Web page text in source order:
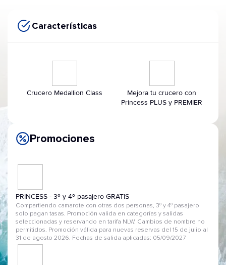
Características
Crucero Medallion Class
Mejora tu crucero con
Princess PLUS y PREMIER
Promociones
PRINCESS - 3º y 4º pasajero GRATIS
Compartiendo camarote con otras dos personas, 3º y 4º pasajero
solo pagan tasas. Promoción valida en categorías y salidas
seleccionadas y reservando en tarifa NLW. Cambios de nombre no
permitidos. Promoción válida para nuevas reservas del 15 de julio al
31 de agosto 2026. Fechas de salida aplicadas: 05/09/2027